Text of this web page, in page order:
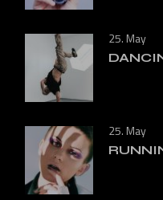
25. May
25. May